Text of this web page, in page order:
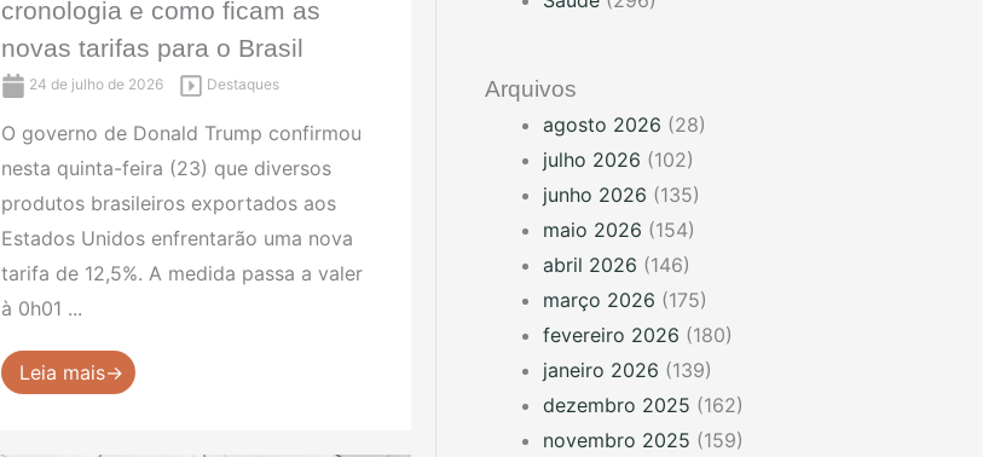
cronologia e como ficam as
novas tarifas para o Brasil
24 de julho de 2026 Destaques
O governo de Donald Trump confirmou
nesta quinta-feira (23) que diversos
produtos brasileiros exportados aos
Estados Unidos enfrentarão uma nova
tarifa de 12,5%. A medida passa a valer
à 0h01 ...
Leia mais→
Arquivos
agosto 2026 (28)
julho 2026 (102)
junho 2026 (135)
maio 2026 (154)
abril 2026 (146)
março 2026 (175)
fevereiro 2026 (180)
janeiro 2026 (139)
dezembro 2025 (162)
novembro 2025 (159)